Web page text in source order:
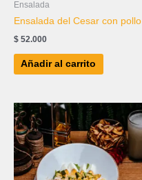
Ensalada
Ensalada del Cesar con pollo
$ 52.000
Añadir al carrito